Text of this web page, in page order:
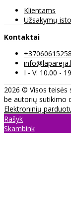
Klientams
Užsakymų
Kontaktai
+37060615258
I - V: 10.00 -
2026 © Visos teisės
be autorių sutikimo
Elektroninių
Rašyk
Skambink